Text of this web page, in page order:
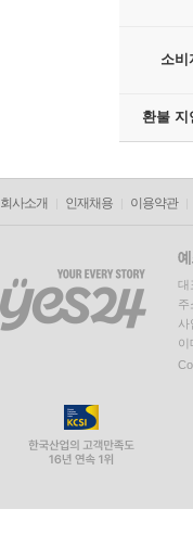
소비
환불 지
회사소개 인재채용 이용약관
대
주
사
이